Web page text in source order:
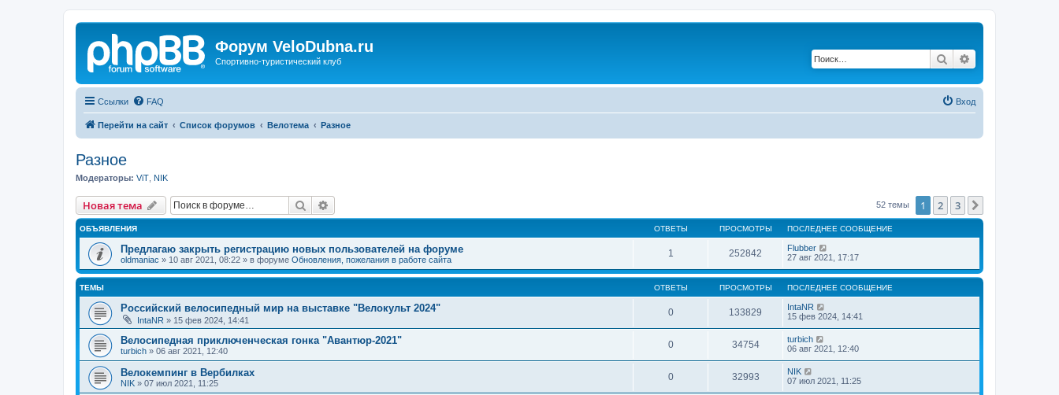
Форум VeloDubna.ru
Спортивно-туристический клуб Поиск
Ссылки FAQ Вход
Перейти на сайт Список форумов Велотема Разное
Разное
Модераторы: ViT NIK
Новая тема Поиск 52 темы 1 2 3
ОБЪЯВЛЕНИЯ ОТВЕТЫ ПРОСМОТРЫ ПОСЛЕДНЕЕ СООБЩЕНИЕ
Предлагаю закрыть регистрацию новых пользователей на форуме
oldmaniac » 10 авг 2021, 08:22 » в форуме Обновления, пожелания в работе сайта
1 252842
Flubber
27 авг 2021, 17:17
ТЕМЫ ОТВЕТЫ ПРОСМОТРЫ ПОСЛЕДНЕЕ СООБЩЕНИЕ
Российский велосипедный мир на выставке "Велокульт 2024"
IntaNR » 15 фев 2024, 14:41
0 133829
IntaNR
15 фев 2024, 14:41
Велосипедная приключенческая гонка "Авантюр-2021"
turbich » 06 авг 2021, 12:40
0 34754
turbich
06 авг 2021, 12:40
Велокемпинг в Вербилках
NIK » 07 июл 2021, 11:25
0 32993
NIK
07 июл 2021, 11:25